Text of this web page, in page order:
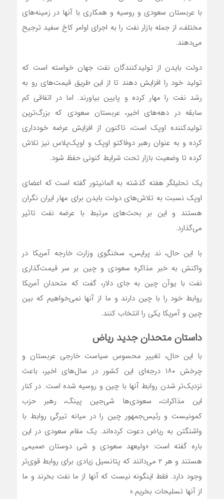
با عربستان سعودی و روسیه و همکاری با آنها در زمینه‌‌‌های
مختلف، از جمله بازار نفت را به اجرای اوامر کاخ سفید ترجیح
می‌دهند.
دولت بایدن از تولیدکنندگان نفت جهان خواسته است که
تولید خود را افزایش دهند تا از این طریق قیمت‌های رو به
رشد نفت را مهار کرده و پایین بیاورند. اما در اتفاقی کم
سابقه در دهه‌‌‌های اخیر، عربستان سعودی که بزرگ‌ترین
تولیدکننده اوپک است، تاکنون از افزایش عرضه خودداری
کرده و به عنوان رهبر دوفاکتو اوپک و اوپک‌پلاس نیز تلاش
کرده تا وضعیت بازار تحت شرایط کنونی حفظ شود.
یک تحلیلگر هفته گذشته به المانیتور گفته است که اعضای
اوپک نسبت به تلاش‌‌‌های دولت بایدن برای مهار ایران نگران
هستند و این بر بحث‌‌‌های مرتبط با عرضه نفت تاثیر
می‌‌‌گذارد.
با این حال، ند پرایس، سخنگوی وزارت خارجه آمریکا در
واکنش به خبر مذاکره سعودی و چین بر سر قیمت‌گذاری
نفت با یوآن چین به جای دلار، گفت که متحدان آمریکا
روابط خود را با چین دارند و ما از آنها نمی‌‌‌خواهیم که بین
چین و آمریکا یکی را انتخاب کنند.
داستان متحدان جدید ریاض
با این حال، تغییر محسوس سیاست خارجی عربستان و
چرخش ۱۸۰ درجه‌‌‌ای این کشور در سال‌های اخیر، باعث
نزدیک‌‌‌تر شدن روابط آنها با چین و روسیه شده است. در کنار
این مذاکرات، سعودی‌‌‌ها شی‌‌‌جین پینگ، رهبر حزب
کمونیست و رئیس‌جمهور چین را در میانه تیرگی روابط با
واشنگتن به ریاض دعوت کرده‌‌‌اند. یک مقام سعودی در این
باره گفته است: «ولیعهد سعودی و شی دوستان صمیمی
هستند و هر ۲ می‌‌‌دانند که پتانسیل زیادی برای روابط قوی‌‌‌تر
وجود دارد. فقط اینگونه نیست که آنها از ما نفت بخرند و ما
از آنها تسلیحات بخریم.»